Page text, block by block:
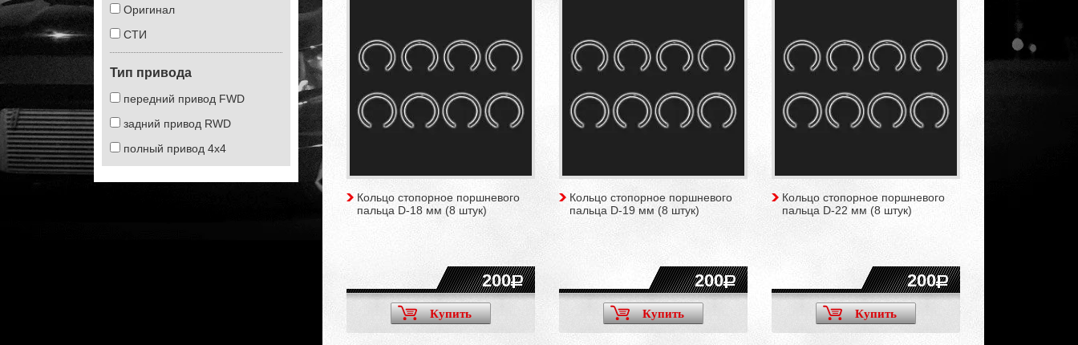
Оригинал
СТИ
Тип привода
передний привод FWD
задний привод RWD
полный привод 4х4
Кольцо стопорное поршневого
пальца D-18 мм (8 штук)
200
Купить
Кольцо стопорное поршневого
пальца D-19 мм (8 штук)
200
Купить
Кольцо стопорное поршневого
пальца D-22 мм (8 штук)
200
Купить